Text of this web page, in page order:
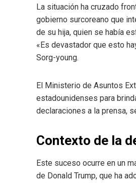
La situación ha cruzado
gobierno surcoreano que
de su hija, quien se había
«Es devastador que esto
Sorg-young.
El Ministerio de Asuntos
estadounidenses para
declaraciones a la prensa,
Contexto de la
Este suceso ocurre en un
de Donald Trump, que ha